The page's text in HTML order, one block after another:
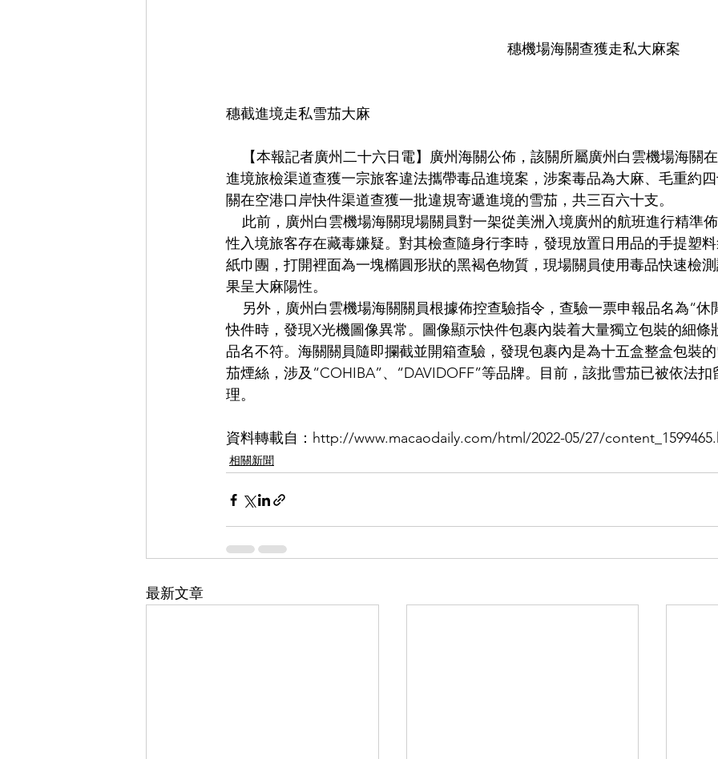
穗機場海關查獲走私大麻案
穗截進境走私雪茄大麻
進境旅檢渠道查獲一宗旅客違法攜帶毒品進境案，涉案毒品為大麻、毛重約
關在空港口岸快件渠道查獲一批違規寄遞進境的雪茄，共三百六十支。
性入境旅客存在藏毒嫌疑。對其檢查隨身行李時，發現放置日用品的手提塑
紙巾團，打開裡面為一塊橢圓形狀的黑褐色物質，現場關員使用毒品快速檢
果呈大麻陽性。
快件時，發現X光機圖像異常。圖像顯示快件包裹內裝着大量獨立包裝的細條
品名不符。海關關員隨即攔截並開箱查驗，發現包裹內是為十五盒整盒包裝
茄煙絲，涉及“COHIBA”、“DAVIDOFF”等品牌。目前，該批雪茄已被依法
理。
資料轉載自：http://www.macaodaily.com/html/2022-05/27/
相關新聞
最新文章